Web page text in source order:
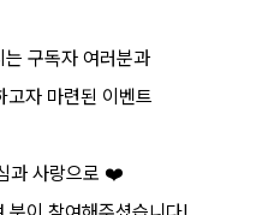
구독자 여러분과
고자 마련된 이벤트
과 사랑으로 ❤️